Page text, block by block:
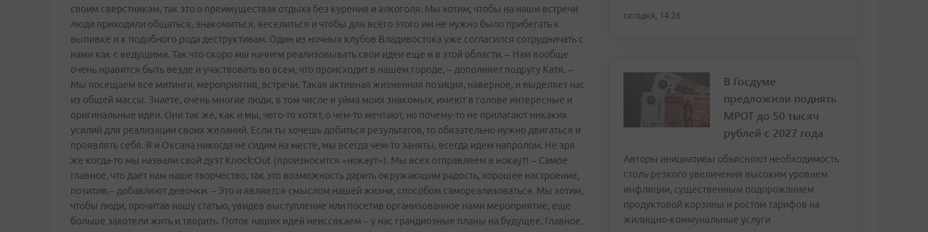
своим сверстникам, так это о преимуществах отдыха без курения и алкоголя. Мы хотим, чтобы на наши встречи
люди приходили общаться, знакомиться, веселиться и чтобы для всего этого им не нужно было прибегать к
выпивке и к подобного рода деструктивам. Один из ночных клубов Владивостока уже согласился сотрудничать с
нами как с ведущими. Так что скоро мы начнем реализовывать свои идеи еще и в этой области. – Нам вообще
очень нравится быть везде и участвовать во всем, что происходит в нашем городе, – дополняет подругу Катя. –
Мы посещаем все митинги, мероприятия, встречи. Такая активная жизненная позиция, наверное, и выделяет нас
из общей массы. Знаете, очень многие люди, в том числе и уйма моих знакомых, имеют в голове интересные и
оригинальные идеи. Они так же, как и мы, чего-то хотят, о чем­-то мечтают, но почему-то не прилагают никаких
усилий для реализации своих желаний. Если ты хочешь добиться результатов, то обязательно нужно двигаться и
проявлять себя. Я и Оксана никогда не сидим на месте, мы всегда чем­-то заняты, всегда идем напролом. Не зря
же когда­-то мы назвали свой дуэт Knock:Out (произносится «нокаут»). Мы всех отправляем в нокаут! – Самое
главное, что дает нам наше творчество, так это возможность дарить окружающим радость, хорошее настроение,
позитив,– добавляют девочки. – Это и является смыслом нашей жизни, способом самореализоваться. Мы хотим,
чтобы люди, прочитав нашу статью, увидев выступление или посетив организованное нами мероприятие, еще
больше захотели жить и творить. Поток наших идей неиссякаем – у нас грандиозные планы на будущее. Главное,
сегодня, 14:26
В Госдуме
предложили поднять
МРОТ до 50 тысяч
рублей с 2027 года
Авторы инициативы объясняют необходимость
столь резкого увеличения высоким уровнем
инфляции, существенным подорожанием
продуктовой корзины и ростом тарифов на
жилищно-коммунальные услуги